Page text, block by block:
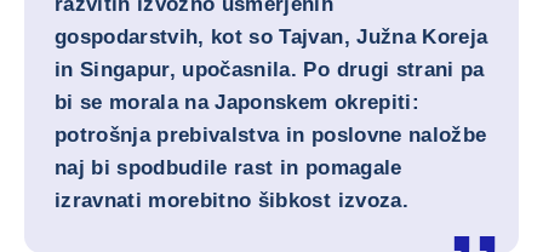
gospodarstvih, kot so Tajvan, Južna Koreja
in Singapur, upočasnila. Po drugi strani pa
bi se morala na Japonskem okrepiti:
potrošnja prebivalstva in poslovne naložbe
naj bi spodbudile rast in pomagale
izravnati morebitno šibkost izvoza.